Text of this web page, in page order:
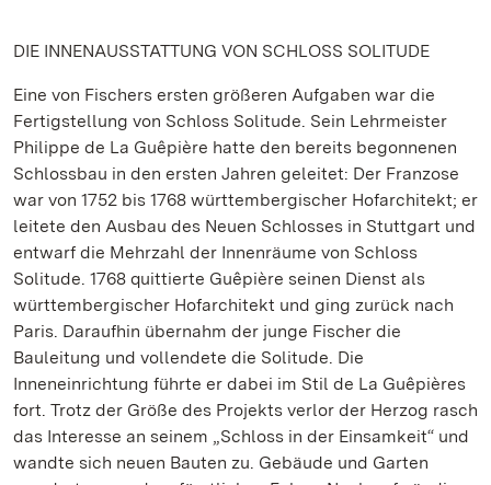
DIE INNENAUSSTATTUNG VON SCHLOSS SOLITUDE
Eine von Fischers ersten größeren Aufgaben war die
Fertigstellung von Schloss Solitude. Sein Lehrmeister
Philippe de La Guêpière hatte den bereits begonnenen
Schlossbau in den ersten Jahren geleitet: Der Franzose
war von 1752 bis 1768 württembergischer Hofarchitekt; er
leitete den Ausbau des Neuen Schlosses in Stuttgart und
entwarf die Mehrzahl der Innenräume von Schloss
Solitude. 1768 quittierte Guêpière seinen Dienst als
württembergischer Hofarchitekt und ging zurück nach
Paris. Daraufhin übernahm der junge Fischer die
Bauleitung und vollendete die Solitude. Die
Inneneinrichtung führte er dabei im Stil de La Guêpières
fort. Trotz der Größe des Projekts verlor der Herzog rasch
das Interesse an seinem „Schloss in der Einsamkeit“ und
wandte sich neuen Bauten zu. Gebäude und Garten